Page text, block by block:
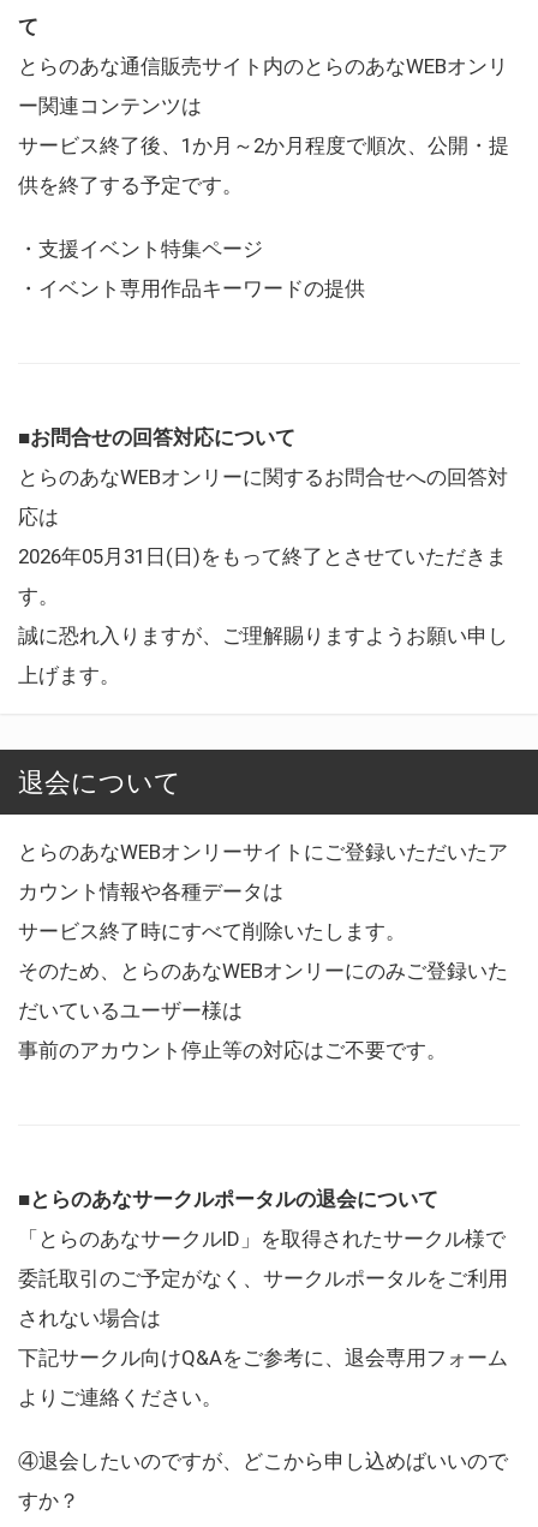
て
とらのあな通信販売サイト内のとらのあなWEBオンリ
ー関連コンテンツは
サービス終了後、1か月～2か月程度で順次、公開・提
供を終了する予定です。
・支援イベント特集ページ
・イベント専用作品キーワードの提供
■お問合せの回答対応について
とらのあなWEBオンリーに関するお問合せへの回答対
応は
2026年05月31日(日)をもって終了とさせていただきま
す。
誠に恐れ入りますが、ご理解賜りますようお願い申し
上げます。
退会について
とらのあなWEBオンリーサイトにご登録いただいたア
カウント情報や各種データは
サービス終了時にすべて削除いたします。
そのため、とらのあなWEBオンリーにのみご登録いた
だいているユーザー様は
事前のアカウント停止等の対応はご不要です。
■とらのあなサークルポータルの退会について
「とらのあなサークルID」を取得されたサークル様で
委託取引のご予定がなく、サークルポータルをご利用
されない場合は
下記サークル向けQ&Aをご参考に、退会専用フォーム
よりご連絡ください。
④退会したいのですが、どこから申し込めばいいので
すか？